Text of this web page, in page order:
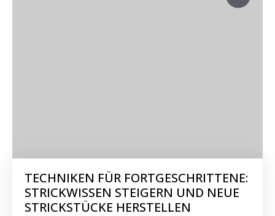
TECHNIKEN FÜR FORTGESCHRITTENE:
STRICKWISSEN STEIGERN UND NEUE
STRICKSTÜCKE HERSTELLEN